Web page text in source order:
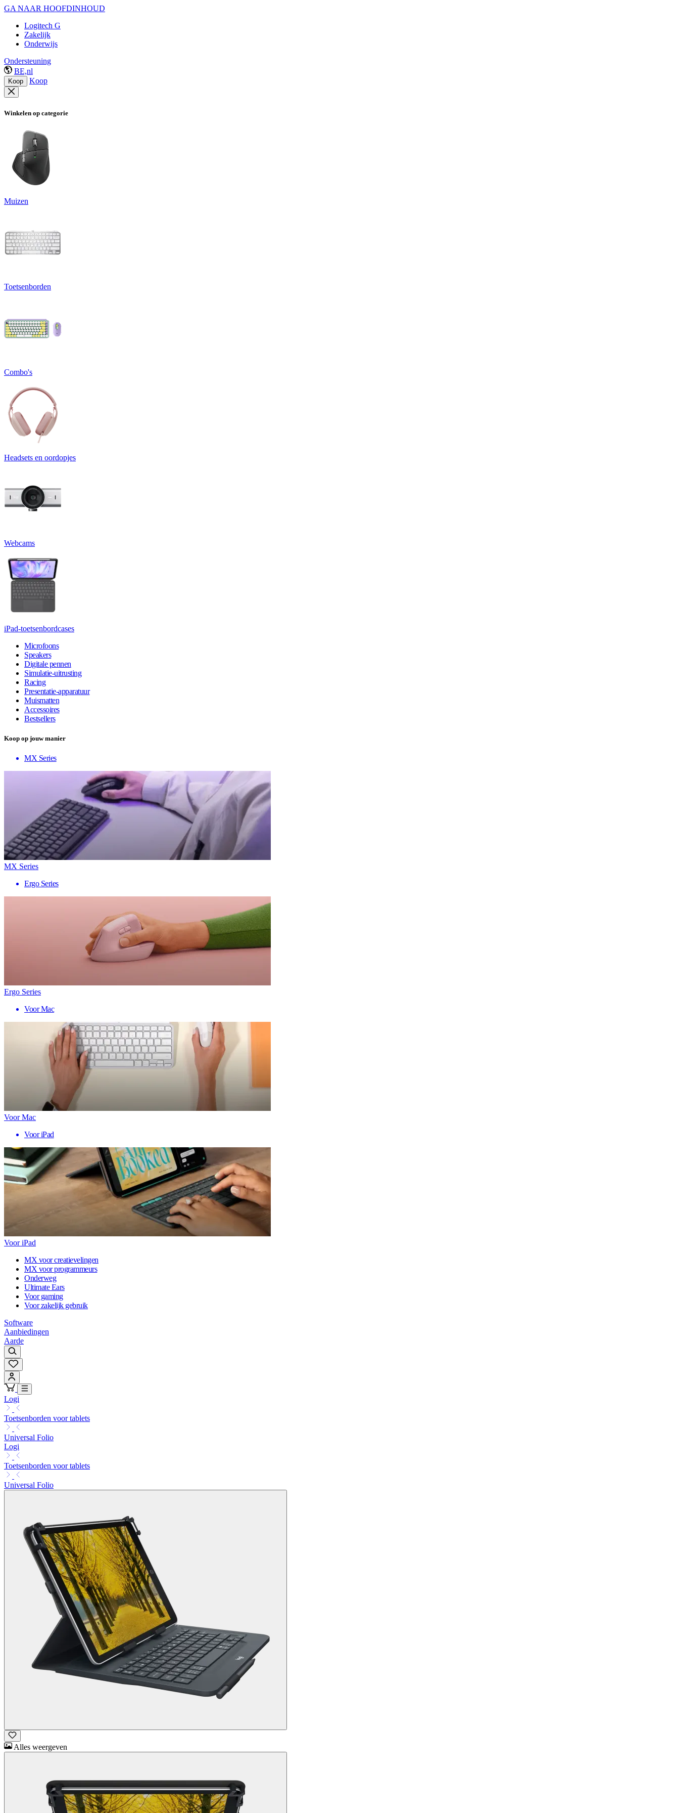
GA NAAR HOOFDINHOUD
Logitech G
Zakelijk
Onderwijs
Ondersteuning
BE,nl
Koop Koop
Winkelen op categorie
Muizen
Toetsenborden
Combo's
Headsets en oordopjes
Webcams
iPad-toetsenbordcases
Microfoons
Speakers
Digitale pennen
Simulatie-uitrusting
Racing
Presentatie-apparatuur
Muismatten
Accessoires
Bestsellers
Koop op jouw manier
MX Series
MX Series
Ergo Series
Ergo Series
Voor Mac
Voor Mac
Voor iPad
Voor iPad
MX voor creatievelingen
MX voor programmeurs
Onderweg
Ultimate Ears
Voor gaming
Voor zakelijk gebruik
Software
Aanbiedingen
Aarde
Logi
Toetsenborden voor tablets
Universal Folio
Logi
Toetsenborden voor tablets
Universal Folio
Alles weergeven